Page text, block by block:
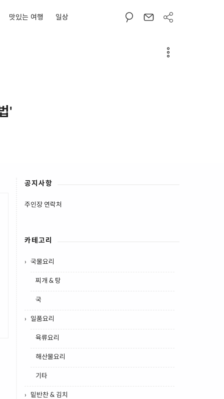
맛있는 여행 일상
'
공지사항
주인장 연락처
카테고리
국물요리
찌개 & 탕
국
일품요리
육류요리
해산물요리
기타
밑반찬 & 김치